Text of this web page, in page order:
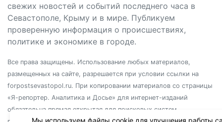
свежих новостей и событий последнего часа в
Севастополе, Крыму и в мире. Публикуем
проверенную информация о происшествиях,
политике и экономике в городе.
Все права защищены. Использование любых материалов,
размещенных на сайте, разрешается при условии ссылки на
forpostsevastopol.ru. При копировании материалов со страницы
«Я-репортер. Аналитика и Досье» для интернет-изданий
обязательна прямая открытая для поисковых систем
Мы используем файлы cookie для улучшения работы